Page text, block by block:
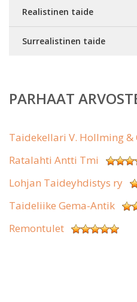
Realistinen taide
Surrealistinen taide
PARHAAT
Taidekellari V. Hollming &
Ratalahti Antti Tmi
Lohjan Taideyhdistys ry
Taideliike Gema-Antik
Remontulet